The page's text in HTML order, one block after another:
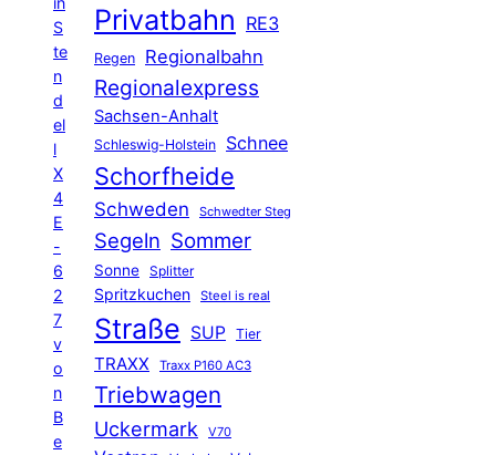
S
te
n
d
el
l
X
4
E
-
6
2
7
v
o
n
B
e
Privatbahn RE3
Regen Regionalbahn
Regionalexpress
Sachsen-Anhalt
Schleswig-Holstein Schnee
Schorfheide
Schweden Schwedter Steg
Segeln Sommer
Sonne Splitter
Spritzkuchen Steel is real
Straße SUP Tier
TRAXX Traxx P160 AC3
Triebwagen
Uckermark V70